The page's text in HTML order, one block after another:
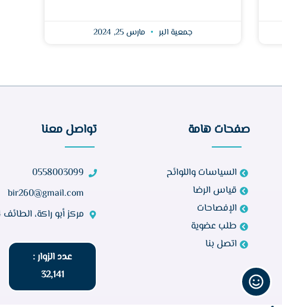
جمعية البر مارس 25, 2024
صفحات هامة
السياسات واللوائح
قياس الرضا
الإفصاحات
طلب عضوية
اتصل بنا
تواصل معنا
0558003099
bir260@gmail.com
مركز أبو راكة، الطائف 21944، المملكة العربية السعودية
عدد الزوار :
32,141